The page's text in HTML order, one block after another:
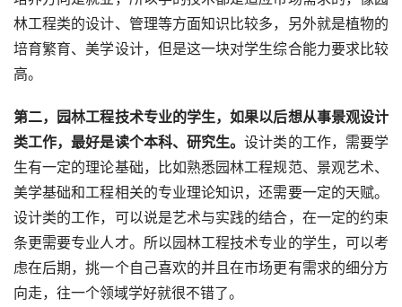
林工程类的设计、管理等方面知识比较多，另外就是植物的
培育繁育、美学设计，但是这一块对学生综合能力要求比较
高。
第二，园林工程技术专业的学生，如果以后想从事景观设计
类工作，最好是读个本科、研究生。设计类的工作，需要学
生有一定的理论基础，比如熟悉园林工程规范、景观艺术、
美学基础和工程相关的专业理论知识，还需要一定的天赋。
设计类的工作，可以说是艺术与实践的结合，在一定的约束
条更需要专业人才。所以园林工程技术专业的学生，可以考
虑在后期，挑一个自己喜欢的并且在市场更有需求的细分方
向走，往一个领域学好就很不错了。